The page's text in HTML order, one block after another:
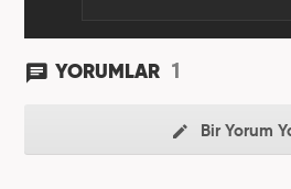
YORUMLAR 1
Bir Yorum